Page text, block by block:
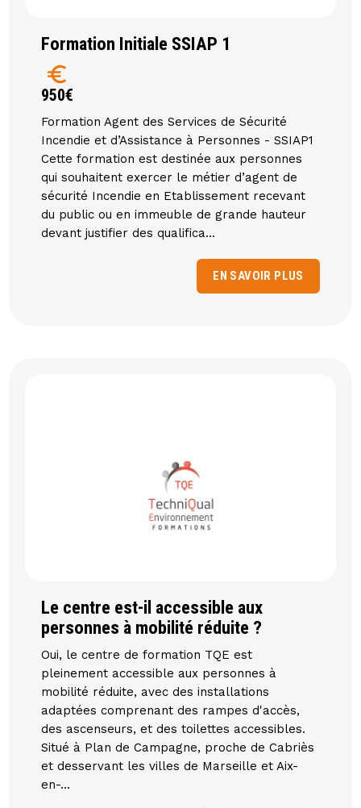
Formation Initiale SSIAP 1
euro
950€
Formation Agent des Services de Sécurité
Incendie et d’Assistance à Personnes - SSIAP1
Cette formation est destinée aux personnes
qui souhaitent exercer le métier d’agent de
sécurité Incendie en Etablissement recevant
du public ou en immeuble de grande hauteur
devant justifier des qualifica...
EN SAVOIR PLUS
Le centre est-il accessible aux
personnes à mobilité réduite ?
Oui, le centre de formation TQE est
pleinement accessible aux personnes à
mobilité réduite, avec des installations
adaptées comprenant des rampes d'accès,
des ascenseurs, et des toilettes accessibles.
Situé à Plan de Campagne, proche de Cabriès
et desservant les villes de Marseille et Aix-
en-...